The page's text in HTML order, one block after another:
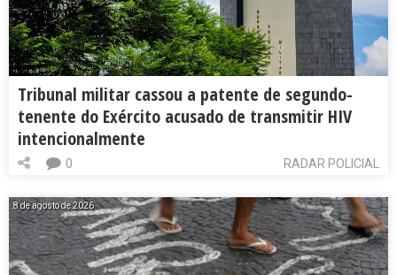
Tribunal militar cassou a patente de segundo-
tenente do Exército acusado de transmitir HIV
intencionalmente
RADAR POLICIAL
0
8 de agosto de 2026